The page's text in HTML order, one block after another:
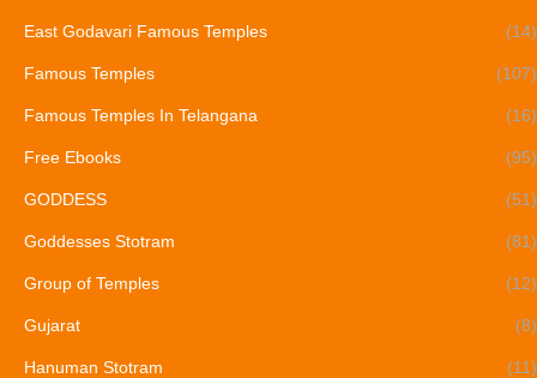
East Godavari Famous Temples (14)
Famous Temples (107)
Famous Temples In Telangana (16)
Free Ebooks (95)
GODDESS (51)
Goddesses Stotram (81)
Group of Temples (12)
Gujarat (8)
Hanuman Stotram (11)